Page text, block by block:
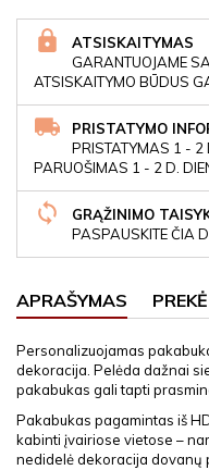
ATSISKAITYMAS
GARANTUOJAME
ATSISKAITYMO BŪDUS
PRISTATYMO
PRISTATYMAS 1 - 2
PARUOŠIMAS 1 - 2 D.
GRĄŽINIMO
PASPAUSKITE ČIA
APRAŠYMAS
Personalizuojamas
dekoracija. Pelėda dažnai
pakabukas gali tapti
Pakabukas pagamintas iš
kabinti įvairiose vietose –
nedidelė dekoracija dovanų